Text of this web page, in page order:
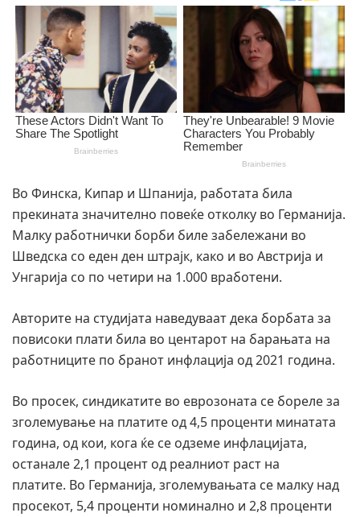
Во Финска, Кипар и Шпанија, работата била
прекината значително повеќе отколку во Германија.
Малку работнички борби биле забележани во
Шведска со еден ден штрајк, како и во Австрија и
Унгарија со по четири на 1.000 вработени.
Авторите на студијата наведуваат дека борбата за
повисоки плати била во центарот на барањата на
работниците по бранот инфлација од 2021 година.
Во просек, синдикатите во еврозоната се бореле за
зголемување на платите од 4,5 проценти минатата
година, од кои, кога ќе се одземе инфлацијата,
останале 2,1 процент од реалниот раст на
платите. Во Германија, зголемувањата се малку над
просекот, 5,4 проценти номинално и 2,8 проценти